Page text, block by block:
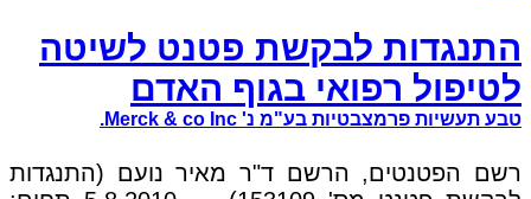
התנגדות לבקשת פטנט לשיטה
לטיפול רפואי בגוף האדם
טבע תעשיות פרמצבטיות בע"מ נ' Merck & co Inc.
רשם הפטנטים, הרשם ד"ר מאיר נועם (התנגדות